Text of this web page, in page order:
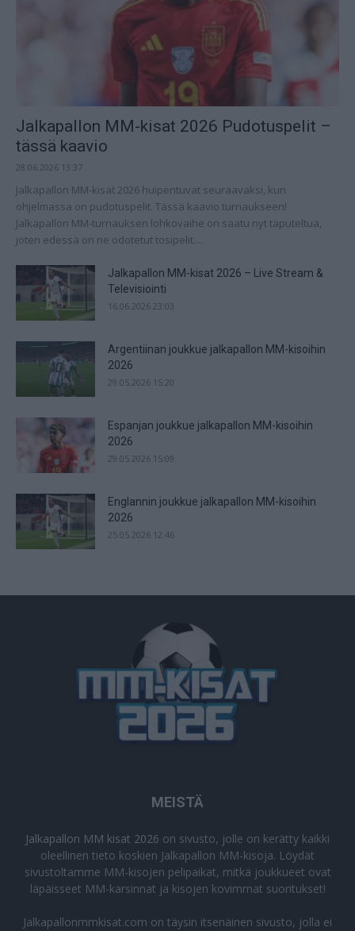
Jalkapallon MM-kisat 2026 Pudotuspelit –
tässä kaavio
28.06.2026 13:37
Jalkapallon MM-kisat 2026 huipentuvat seuraavaksi, kun
ohjelmassa on pudotuspelit. Tässä kaavio turnaukseen!
Jalkapallon MM-turnauksen lohkovaihe on saatu nyt taputeltua,
joten edessä on ne odotetut tosipelit....
Jalkapallon MM-kisat 2026 – Live Stream &
Televisiointi
16.06.2026 23:03
Argentiinan joukkue jalkapallon MM-kisoihin
2026
29.05.2026 15:20
Espanjan joukkue jalkapallon MM-kisoihin
2026
29.05.2026 15:09
Englannin joukkue jalkapallon MM-kisoihin
2026
25.05.2026 12:46
MEISTÄ
Jalkapallon MM kisat 2026 on sivusto, jolle on kerätty kaikki
oleellinen tieto koskien Jalkapallon MM-kisoja. Löydät
sivustoltamme MM-kisojen pelipaikat, mitkä joukkueet ovat
läpäisseet MM-karsinnat ja kisojen kovimmat suoritukset!
Jalkapallonmmkisat.com on täysin itsenäinen sivusto, jolla ei